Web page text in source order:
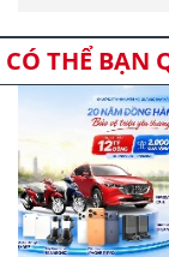
CÓ THỂ BẠN